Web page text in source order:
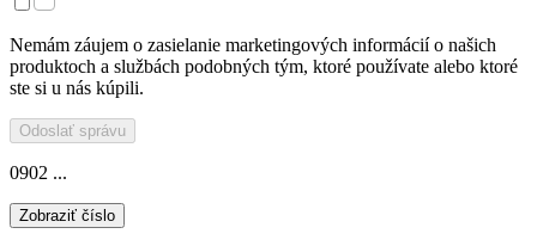
Nemám záujem o zasielanie marketingových informácií o našich
produktoch a službách podobných tým, ktoré používate alebo ktoré
ste si u nás kúpili.
Odoslať správu
0902 ...
Zobraziť číslo